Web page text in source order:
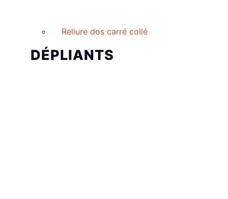
Reliure dos carré collé
DÉPLIANTS